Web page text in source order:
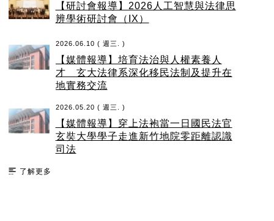
【研討會報導】2026人工智慧與法律思
辨學術研討會（IX）
2026.06.10 ( 週三. )
【媒體報導】培育法治與人權素養人
才 玄大法律系深化移民法制及提升在
地實務交流
2026.05.20 ( 週三. )
【媒體報導】穿上法袍當一日國民法官
玄奘大學學子走進新竹地院零距離認識
司法
了解更多